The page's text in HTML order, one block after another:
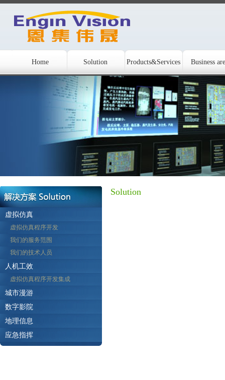
Home Solution Products&Services Business
虚拟仿真
虚拟仿真程序开发
我们的服务范围
我们的技术人员
人机工效
虚拟仿真程序开发集成
城市漫游
数字影院
地理信息
应急指挥
Solution